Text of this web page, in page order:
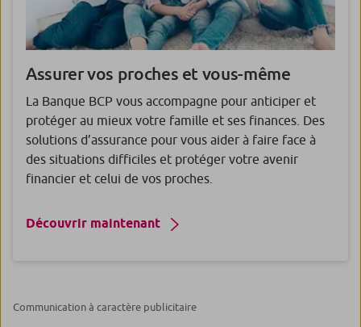
Assurervos proches et vous-même
La Banque BCP vous accompagne pour anticiper et
protéger au mieux votre famille et ses finances. Des
solutions d’assurance pour vous aider à faire face à
des situations difficiles et protéger votre avenir
financier et celui de vos proches.
Découvrir maintenant
Communication à caractère publicitaire